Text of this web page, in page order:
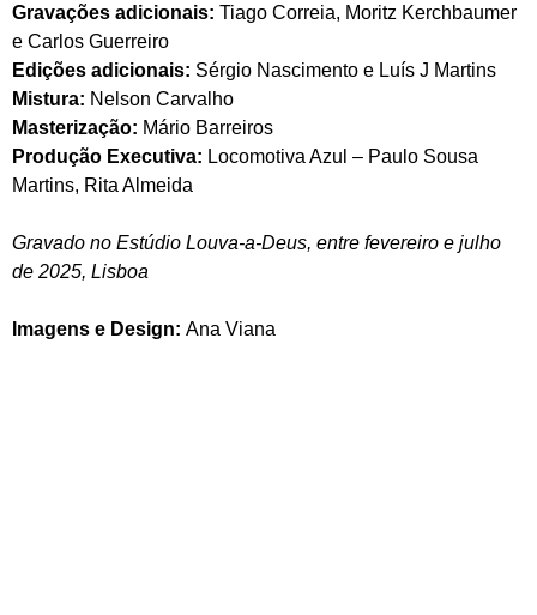
Gravações adicionais: Tiago Correia, Moritz Kerchbaumer
e Carlos Guerreiro
Edições adicionais: Sérgio Nascimento e Luís J Martins
Mistura: Nelson Carvalho
Masterização: Mário Barreiros
Produção Executiva: Locomotiva Azul – Paulo Sousa
Martins, Rita Almeida
Gravado no Estúdio Louva-a-Deus, entre fevereiro e julho
de 2025, Lisboa
Imagens e Design: Ana Viana